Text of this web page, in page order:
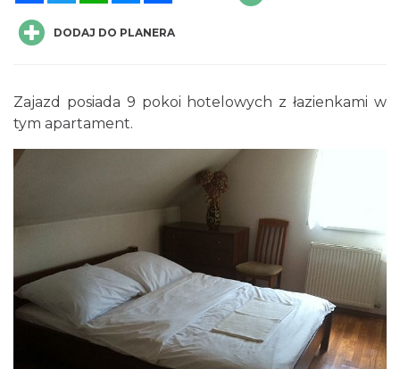
DODAJ DO PLANERA
Zajazd posiada 9 pokoi hotelowych z łazienkami w
tym apartament.